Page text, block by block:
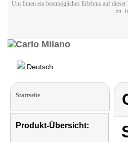
Um Ihnen ein bestmögliches Erlebnis auf
zu.
Deutsch
Startseite
Produkt-Übersicht: